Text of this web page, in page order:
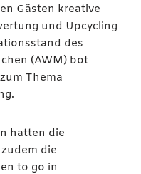
Gästen kreative
und Upcycling
des
(AWM) bot
Thema
hatten die
die
to go in